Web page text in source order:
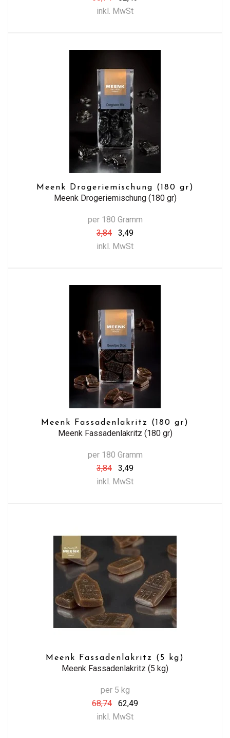
inkl. MwSt
Meenk Drogeriemischung (180 gr)
Meenk Drogeriemischung (180 gr)
per 180 Gramm
3,84
3,49
inkl. MwSt
Meenk Fassadenlakritz (180 gr)
Meenk Fassadenlakritz (180 gr)
per 180 Gramm
3,84
3,49
inkl. MwSt
Meenk Fassadenlakritz (5 kg)
Meenk Fassadenlakritz (5 kg)
per 5 kg
68,74
62,49
inkl. MwSt